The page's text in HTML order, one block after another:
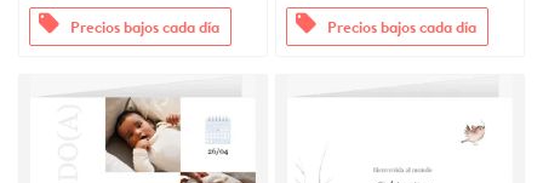
offers Precios bajos cada día offers Precios bajos cada día